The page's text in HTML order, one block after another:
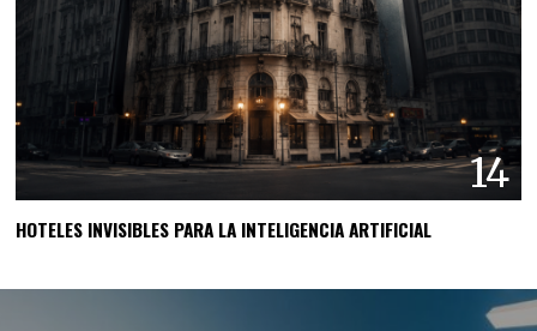
14
HOTELES INVISIBLES PARA LA INTELIGENCIA ARTIFICIAL